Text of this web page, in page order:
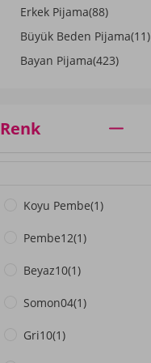
Erkek Pijama(88)
Büyük Beden Pijama(11)
Bayan Pijama(423)
Renk
Koyu Pembe(1)
Pembe12(1)
Beyaz10(1)
Somon04(1)
Gri10(1)